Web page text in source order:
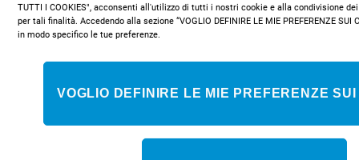
TUTTI I COOKIES", acconsenti all'utilizzo di tutti i nostri cookie e alla condivisione
per tali finalità. Accedendo alla sezione “VOGLIO DEFINIRE LE MIE PREFERENZE SUI
in modo specifico le tue preferenze.
VOGLIO DEFINIRE LE MIE PREFERENZE